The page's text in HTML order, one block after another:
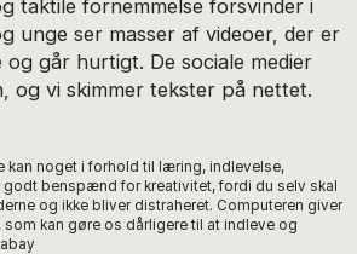
taktile fornemmelse forsvinder i
unge ser masser af videoer, der er
og går hurtigt. De sociale medier
og vi skimmer tekster på nettet.
kan noget i forhold til læring, indlevelse,
godt benspænd for kreativitet, fordi du selv skal
og ikke bliver distraheret. Computeren giver
kan gøre os dårligere til at indleve og